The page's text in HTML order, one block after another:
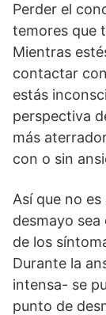
Perder el
temores que
Mientras
contactar
estás
perspectiva
más
con o sin
Así que no
desmayo
de los
Durante la
intensa- se
punto de